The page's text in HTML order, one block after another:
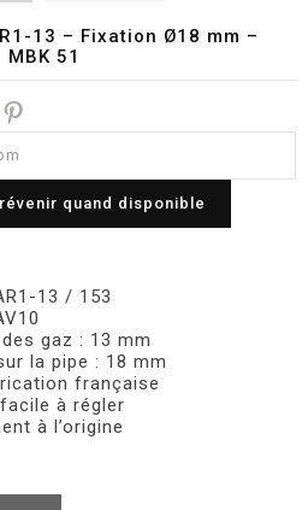
13 – Fixation Ø18 mm –
51
quand disponible
13 / 153
gaz : 13 mm
la pipe : 18 mm
française
à régler
à l’origine